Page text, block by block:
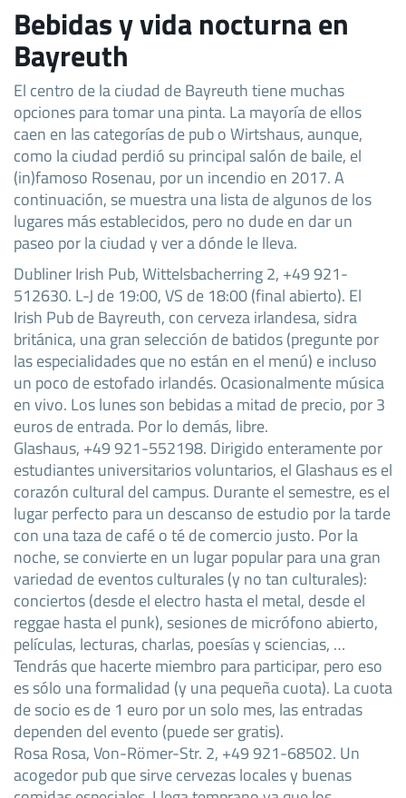
Bebidas y vida nocturna en
Bayreuth
El centro de la ciudad de Bayreuth tiene muchas
opciones para tomar una pinta. La mayoría de ellos
caen en las categorías de pub o Wirtshaus, aunque,
como la ciudad perdió su principal salón de baile, el
(in)famoso Rosenau, por un incendio en 2017. A
continuación, se muestra una lista de algunos de los
lugares más establecidos, pero no dude en dar un
paseo por la ciudad y ver a dónde le lleva.
Dubliner Irish Pub, Wittelsbacherring 2, +49 921-
512630. L-J de 19:00, VS de 18:00 (final abierto). El
Irish Pub de Bayreuth, con cerveza irlandesa, sidra
británica, una gran selección de batidos (pregunte por
las especialidades que no están en el menú) e incluso
un poco de estofado irlandés. Ocasionalmente música
en vivo. Los lunes son bebidas a mitad de precio, por 3
euros de entrada. Por lo demás, libre.
Glashaus, +49 921-552198. Dirigido enteramente por
estudiantes universitarios voluntarios, el Glashaus es el
corazón cultural del campus. Durante el semestre, es el
lugar perfecto para un descanso de estudio por la tarde
con una taza de café o té de comercio justo. Por la
noche, se convierte en un lugar popular para una gran
variedad de eventos culturales (y no tan culturales):
conciertos (desde el electro hasta el metal, desde el
reggae hasta el punk), sesiones de micrófono abierto,
películas, lecturas, charlas, poesías y sciencias, …
Tendrás que hacerte miembro para participar, pero eso
es sólo una formalidad (y una pequeña cuota). La cuota
de socio es de 1 euro por un solo mes, las entradas
dependen del evento (puede ser gratis).
Rosa Rosa, Von-Römer-Str. 2, +49 921-68502. Un
acogedor pub que sirve cervezas locales y buenas